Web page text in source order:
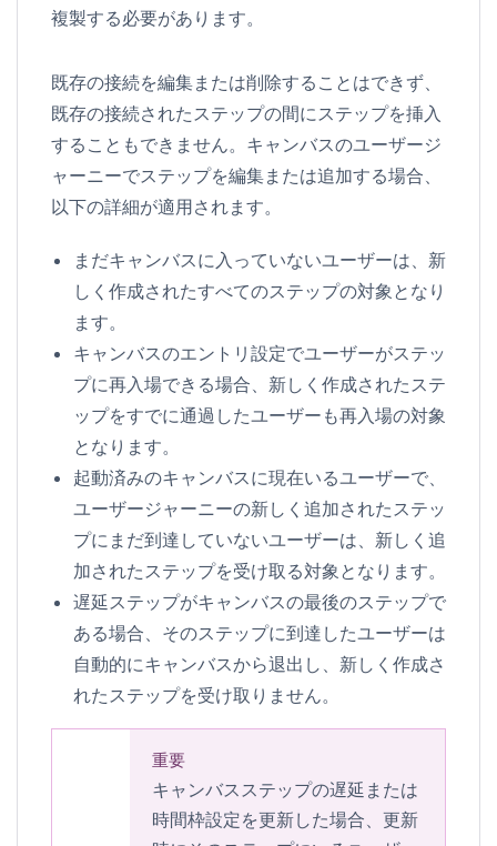
複製する必要があります。
既存の接続を編集または削除することはできず、
既存の接続されたステップの間にステップを挿入
することもできません。キャンバスのユーザージ
ャーニーでステップを編集または追加する場合、
以下の詳細が適用されます。
まだキャンバスに入っていないユーザーは、新
しく作成されたすべてのステップの対象となり
ます。
キャンバスのエントリ設定でユーザーがステッ
プに再入場できる場合、新しく作成されたステ
ップをすでに通過したユーザーも再入場の対象
となります。
起動済みのキャンバスに現在いるユーザーで、
ユーザージャーニーの新しく追加されたステッ
プにまだ到達していないユーザーは、新しく追
加されたステップを受け取る対象となります。
遅延ステップがキャンバスの最後のステップで
ある場合、そのステップに到達したユーザーは
自動的にキャンバスから退出し、新しく作成さ
れたステップを受け取りません。
重要
キャンバスステップの遅延または
時間枠設定を更新した場合、更新